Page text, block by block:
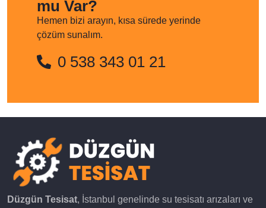
mu Var?
Hemen bizi arayın, kısa sürede yerinde
çözüm sunalım.
0 538 343 01 21
Düzgün Tesisat, İstanbul genelinde su tesisatı arızaları ve